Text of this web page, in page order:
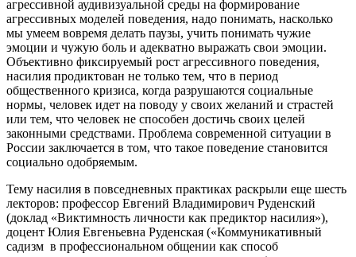
агрессивной аудивизуальной среды на формирование
агрессивных моделей поведения, надо понимать, насколько
мы умеем вовремя делать паузы, учить понимать чужие
эмоции и чужую боль и адекватно выражать свои эмоции.
Объективно фиксируемый рост агрессивного поведения,
насилия продиктован не только тем, что в период
общественного кризиса, когда разрушаются социальные
нормы, человек идет на поводу у своих желаний и страстей
или тем, что человек не способен достичь своих целей
законными средствами. Проблема современной ситуации в
России заключается в том, что такое поведение становится
социально одобряемым.
Тему насилия в повседневных практиках раскрыли еще шесть
лекторов: профессор Евгений Владимирович Руденский
(доклад «Виктимность личности как предиктор насилия»),
доцент Юлия Евгеньевна Руденская («Коммуникативный
садизм в профессиональном общении как способ